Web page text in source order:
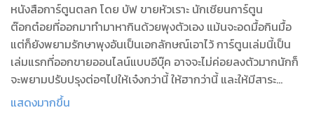
หนังสือการ์ตูนตลก โดย บัฟ ขายหัวเราะ นักเชียนการ์ตูน
ต๊อกต๋อยที่ออกมาทำมาหากินด้วยพุงตัวเอง แม้นจะอดมื้อกินมื้อ
แต่ก็ยังพยามรักษาพุงอันเป็นเอกลักษณ์เอาไว้ การ์ตูนเล่มนี้เป็น
เล่มแรกที่ออกขายออนไลน์แบบอีบุ๊ค อาจจะไม่ค่อยลงตัวมากนักก็
จะพยามปรับปรุงต่อๆไปให้เจ๋งกว่านี้ ให้ฮากว่านี้ และให้มีสาระ
มากกว่านี้(การ์ตูนตลกปกติเขาไม่เน้นสาระนี่หว่า...ฮา) ก็เอาเป็นว่า
แสดงมากขึ้น